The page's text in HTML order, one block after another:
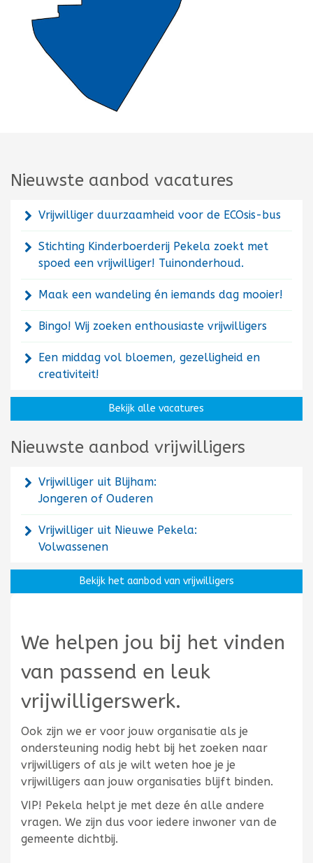
Nieuwste aanbod vacatures
Vrijwilliger duurzaamheid voor de ECOsis-bus
Stichting Kinderboerderij Pekela zoekt met
spoed een vrijwilliger! Tuinonderhoud.
Maak een wandeling én iemands dag mooier!
Bingo! Wij zoeken enthousiaste vrijwilligers
Een middag vol bloemen, gezelligheid en
creativiteit!
Bekijk alle vacatures
Nieuwste aanbod vrijwilligers
Vrijwilliger uit Blijham:
Jongeren of Ouderen
Vrijwilliger uit Nieuwe Pekela:
Volwassenen
Bekijk het aanbod van vrijwilligers
We helpen jou bij het vinden
van passend en leuk
vrijwilligerswerk.
Ook zijn we er voor jouw organisatie als je
ondersteuning nodig hebt bij het zoeken naar
vrijwilligers of als je wilt weten hoe je je
vrijwilligers aan jouw organisaties blijft binden.
VIP! Pekela helpt je met deze én alle andere
vragen. We zijn dus voor iedere inwoner van de
gemeente dichtbij.